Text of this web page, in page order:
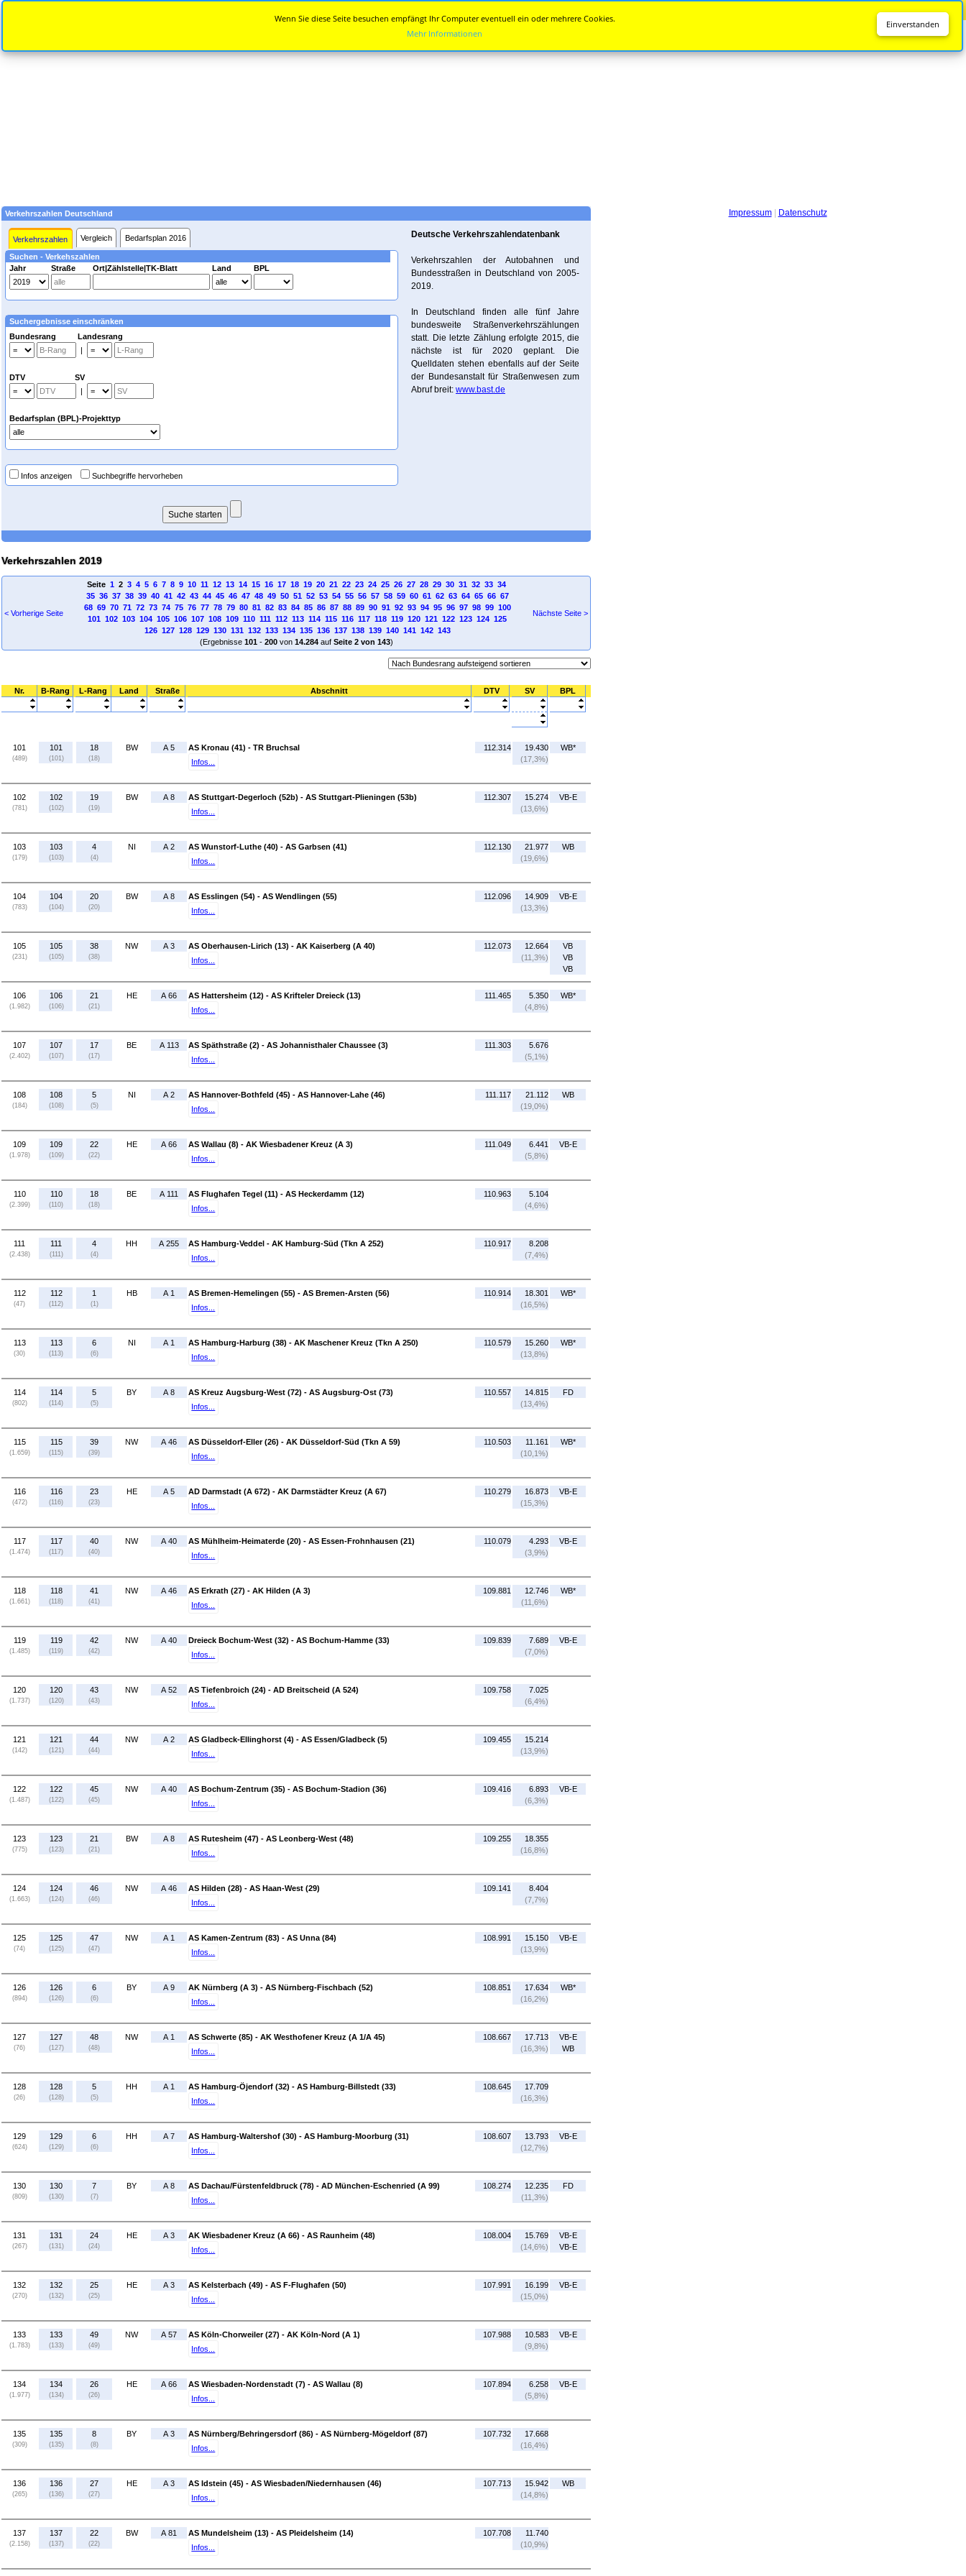
Verkehrszahlen Deutschland
Verkehrszahlen Vergleich Bedarfsplan 2016
Suchen - Verkehszahlen
Jahr
Straße Ort|Zählstelle|TK-Blatt Land BPL
Suchergebnisse einschränken
Bundesrang Landesrang
|
DTV SV
|
Bedarfsplan (BPL)-Projekttyp
Infos anzeigen Suchbegriffe hervorheben
Deutsche Verkehrszahlendatenbank
Verkehrszahlen der Autobahnen und
Bundesstraßen in Deutschland von 2005-
2019.
In Deutschland finden alle fünf Jahre
bundesweite Straßenverkehrszählungen
statt. Die letzte Zählung erfolgte 2015, die
nächste ist für 2020 geplant. Die
Quelldaten stehen ebenfalls auf der Seite
der Bundesanstalt für Straßenwesen zum
Abruf breit: www.bast.de
Verkehrszahlen 2019
< Vorherige Seite
Seite 12 3 4 5 6 7 8 9 10 11 12 13 14 15 16 17 18 19 20 21 22 23 24 25 26 27 28 29 30 31 32 33 34
35 36 37 38 39 40 41 42 43 44 45 46 47 48 49 50 51 52 53 54 55 56 57 58 59 60 61 62 63 64 65 66 67
68 69 70 71 72 73 74 75 76 77 78 79 80 81 82 83 84 85 86 87 88 89 90 91 92 93 94 95 96 97 98 99 100
101 102 103 104 105 106 107 108 109 110 111 112 113 114 115 116 117 118 119 120 121 122 123 124 125
126 127 128 129 130 131 132 133 134 135 136 137 138 139 140 141 142 143
(Ergebnisse 101- 200von 14.284auf Seite 2 von 143)
Nächste Seite >
Nr. B-Rang L-Rang Land Straße Abschnitt DTV SV BPL
101
(489)
101
(101)
18
(18)
BW A 5
AS Kronau (41) - TR Bruchsal
Infos...
112.314
19.430
(17,3%)
WB*
102
(781)
102
(102)
19
(19)
BW A 8
AS Stuttgart-Degerloch (52b) - AS Stuttgart-Plieningen (53b)
Infos...
112.307
15.274
(13,6%)
VB-E
103
(179)
103
(103)
4
(4)
NI A 2
AS Wunstorf-Luthe (40) - AS Garbsen (41)
Infos...
112.130
21.977
(19,6%)
WB
104
(783)
104
(104)
20
(20)
BW A 8
AS Esslingen (54) - AS Wendlingen (55)
Infos...
112.096
14.909
(13,3%)
VB-E
105
(231)
105
(105)
38
(38)
NW A 3
AS Oberhausen-Lirich (13) - AK Kaiserberg (A 40)
Infos...
112.073
12.664
(11,3%)
VB
VB
VB
106
(1.982)
106
(106)
21
(21)
HE A 66
AS Hattersheim (12) - AS Krifteler Dreieck (13)
Infos...
111.465
5.350
(4,8%)
WB*
107
(2.402)
107
(107)
17
(17)
BE A 113
AS Späthstraße (2) - AS Johannisthaler Chaussee (3)
Infos...
111.303
5.676
(5,1%)
108
(184)
108
(108)
5
(5)
NI A 2
AS Hannover-Bothfeld (45) - AS Hannover-Lahe (46)
Infos...
111.117
21.112
(19,0%)
WB
109
(1.978)
109
(109)
22
(22)
HE A 66
AS Wallau (8) - AK Wiesbadener Kreuz (A 3)
Infos...
111.049
6.441
(5,8%)
VB-E
110
(2.399)
110
(110)
18
(18)
BE A 111
AS Flughafen Tegel (11) - AS Heckerdamm (12)
Infos...
110.963
5.104
(4,6%)
111
(2.438)
111
(111)
4
(4)
HH A 255
AS Hamburg-Veddel - AK Hamburg-Süd (Tkn A 252)
Infos...
110.917
8.208
(7,4%)
112
(47)
112
(112)
1
(1)
HB A 1
AS Bremen-Hemelingen (55) - AS Bremen-Arsten (56)
Infos...
110.914
18.301
(16,5%)
WB*
113
(30)
113
(113)
6
(6)
NI A 1
AS Hamburg-Harburg (38) - AK Maschener Kreuz (Tkn A 250)
Infos...
110.579
15.260
(13,8%)
WB*
114
(802)
114
(114)
5
(5)
BY A 8
AS Kreuz Augsburg-West (72) - AS Augsburg-Ost (73)
Infos...
110.557
14.815
(13,4%)
FD
115
(1.659)
115
(115)
39
(39)
NW A 46
AS Düsseldorf-Eller (26) - AK Düsseldorf-Süd (Tkn A 59)
Infos...
110.503
11.161
(10,1%)
WB*
116
(472)
116
(116)
23
(23)
HE A 5
AD Darmstadt (A 672) - AK Darmstädter Kreuz (A 67)
Infos...
110.279
16.873
(15,3%)
VB-E
117
(1.474)
117
(117)
40
(40)
NW A 40
AS Mühlheim-Heimaterde (20) - AS Essen-Frohnhausen (21)
Infos...
110.079
4.293
(3,9%)
VB-E
118
(1.661)
118
(118)
41
(41)
NW A 46
AS Erkrath (27) - AK Hilden (A 3)
Infos...
109.881
12.746
(11,6%)
WB*
119
(1.485)
119
(119)
42
(42)
NW A 40
Dreieck Bochum-West (32) - AS Bochum-Hamme (33)
Infos...
109.839
7.689
(7,0%)
VB-E
120
(1.737)
120
(120)
43
(43)
NW A 52
AS Tiefenbroich (24) - AD Breitscheid (A 524)
Infos...
109.758
7.025
(6,4%)
121
(142)
121
(121)
44
(44)
NW A 2
AS Gladbeck-Ellinghorst (4) - AS Essen/Gladbeck (5)
Infos...
109.455
15.214
(13,9%)
122
(1.487)
122
(122)
45
(45)
NW A 40
AS Bochum-Zentrum (35) - AS Bochum-Stadion (36)
Infos...
109.416
6.893
(6,3%)
VB-E
123
(775)
123
(123)
21
(21)
BW A 8
AS Rutesheim (47) - AS Leonberg-West (48)
Infos...
109.255
18.355
(16,8%)
124
(1.663)
124
(124)
46
(46)
NW A 46
AS Hilden (28) - AS Haan-West (29)
Infos...
109.141
8.404
(7,7%)
125
(74)
125
(125)
47
(47)
NW A 1
AS Kamen-Zentrum (83) - AS Unna (84)
Infos...
108.991
15.150
(13,9%)
VB-E
126
(894)
126
(126)
6
(6)
BY A 9
AK Nürnberg (A 3) - AS Nürnberg-Fischbach (52)
Infos...
108.851
17.634
(16,2%)
WB*
127
(76)
127
(127)
48
(48)
NW A 1
AS Schwerte (85) - AK Westhofener Kreuz (A 1/A 45)
Infos...
108.667
17.713
(16,3%)
VB-E
WB
128
(26)
128
(128)
5
(5)
HH A 1
AS Hamburg-Öjendorf (32) - AS Hamburg-Billstedt (33)
Infos...
108.645
17.709
(16,3%)
129
(624)
129
(129)
6
(6)
HH A 7
AS Hamburg-Waltershof (30) - AS Hamburg-Moorburg (31)
Infos...
108.607
13.793
(12,7%)
VB-E
130
(809)
130
(130)
7
(7)
BY A 8
AS Dachau/Fürstenfeldbruck (78) - AD München-Eschenried (A 99)
Infos...
108.274
12.235
(11,3%)
FD
131
(267)
131
(131)
24
(24)
HE A 3
AK Wiesbadener Kreuz (A 66) - AS Raunheim (48)
Infos...
108.004
15.769
(14,6%)
VB-E
VB-E
132
(270)
132
(132)
25
(25)
HE A 3
AS Kelsterbach (49) - AS F-Flughafen (50)
Infos...
107.991
16.199
(15,0%)
VB-E
133
(1.783)
133
(133)
49
(49)
NW A 57
AS Köln-Chorweiler (27) - AK Köln-Nord (A 1)
Infos...
107.988
10.583
(9,8%)
VB-E
134
(1.977)
134
(134)
26
(26)
HE A 66
AS Wiesbaden-Nordenstadt (7) - AS Wallau (8)
Infos...
107.894
6.258
(5,8%)
VB-E
135
(309)
135
(135)
8
(8)
BY A 3
AS Nürnberg/Behringersdorf (86) - AS Nürnberg-Mögeldorf (87)
Infos...
107.732
17.668
(16,4%)
136
(265)
136
(136)
27
(27)
HE A 3
AS Idstein (45) - AS Wiesbaden/Niedernhausen (46)
Infos...
107.713
15.942
(14,8%)
WB
137
(2.158)
137
(137)
22
(22)
BW A 81
AS Mundelsheim (13) - AS Pleidelsheim (14)
Infos...
107.708
11.740
(10,9%)
Impressum| Datenschutz
Einverstanden
Wenn Sie diese Seite besuchen empfängt Ihr Computer eventuell ein oder mehrere Cookies.
Mehr Informationen